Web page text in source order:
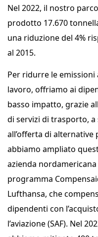
Nel 2022, il nostro
prodotto 17.670
una riduzione del 4%
al 2015.
Per ridurre le
lavoro, offriamo ai
basso impatto, grazie
di servizi di trasporto,
all’offerta di alternative
abbiamo ampliato
azienda
programma
Lufthansa, che
dipendenti con
l’aviazione (SAF). Nel